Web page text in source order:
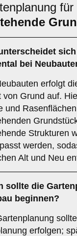
für
bei
erfolgt
von Grund auf.
und
Strukturen
werden,
Alt und Neu
sollte die
beginnen?
erfolgen;